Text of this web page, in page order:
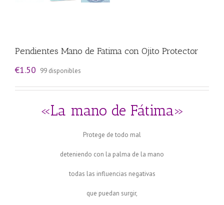
Pendientes Mano de Fatima con Ojito Protector
€1.50 99 disponibles
«La mano de Fátima»
Protege de todo mal
deteniendo con la palma de la mano
todas las influencias negativas
que puedan surgir,